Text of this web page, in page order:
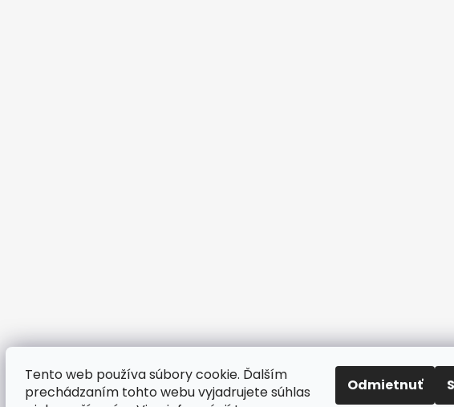
Tento web používa súbory cookie. Ďalším
prechádzaním tohto webu vyjadrujete súhlas
Odmietnuť
∞∞∞